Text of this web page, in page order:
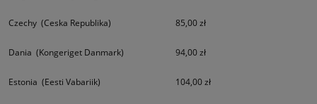
Czechy (Ceska Republika) 85,00 zł
Dania (Kongeriget Danmark) 94,00 zł
Estonia (Eesti Vabariik) 104,00 zł